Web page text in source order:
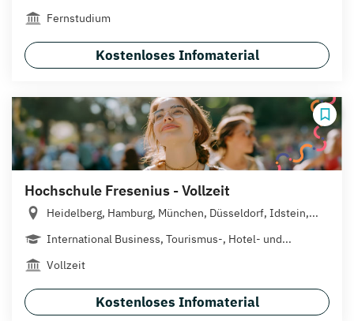
Fernstudium
Kostenloses Infomaterial
Hochschule Fresenius - Vollzeit
Heidelberg, Hamburg, München, Düsseldorf, Idstein,...
International Business, Tourismus-, Hotel- und...
Vollzeit
Kostenloses Infomaterial